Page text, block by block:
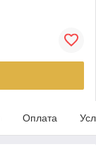
Оплата